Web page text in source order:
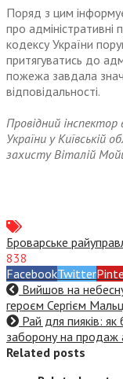
Поряд з цим
про
кодексу України
притягуватись до
пожежа завдала
відповідальності.
Провідний
України у Київській
захисту Віталій
Броварське
838
FacebookTwitter
Вийшов на
героєм Сергієм
Рай для пияків:
заборону на продаж
Related posts